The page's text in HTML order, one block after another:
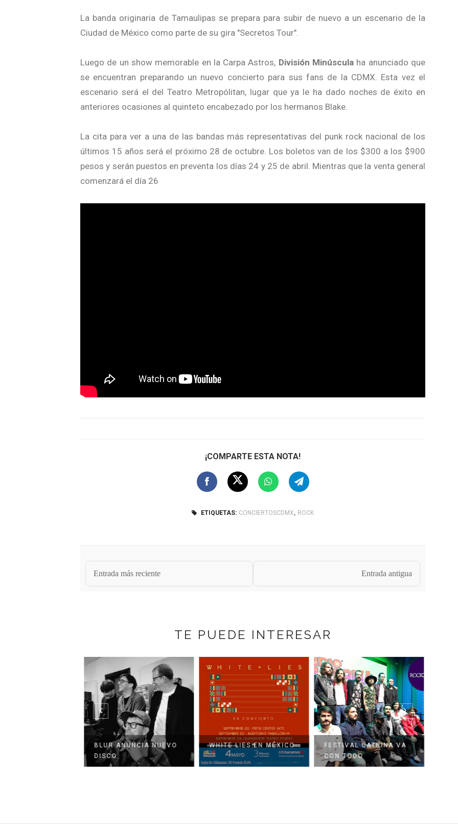
La banda originaria de Tamaulipas se prepara para subir de nuevo a un escenario de la
Ciudad de México como parte de su gira "Secretos Tour".
Luego de un show memorable en la Carpa Astros, División Minúscula ha anunciado que
se encuentran preparando un nuevo concierto para sus fans de la CDMX. Esta vez el
escenario será el del Teatro Metropólitan, lugar que ya le ha dado noches de éxito en
anteriores ocasiones al quinteto encabezado por los hermanos Blake.
La cita para ver a una de las bandas más representativas del punk rock nacional de los
últimos 15 años será el próximo 28 de octubre. Los boletos van de los $300 a los $900
pesos y serán puestos en preventa los días 24 y 25 de abril. Mientras que la venta general
comenzará el día 26
¡COMPARTE ESTA NOTA!
ETIQUETAS: CONCIERTOSCDMX, ROCK
Entrada más reciente Entrada antigua
TE PUEDE INTERESAR
BLUR ANUNCIA NUEVO
DISCO
WHITE LIES EN MÉXICO
FESTIVAL CATRINA VA
CON TODO